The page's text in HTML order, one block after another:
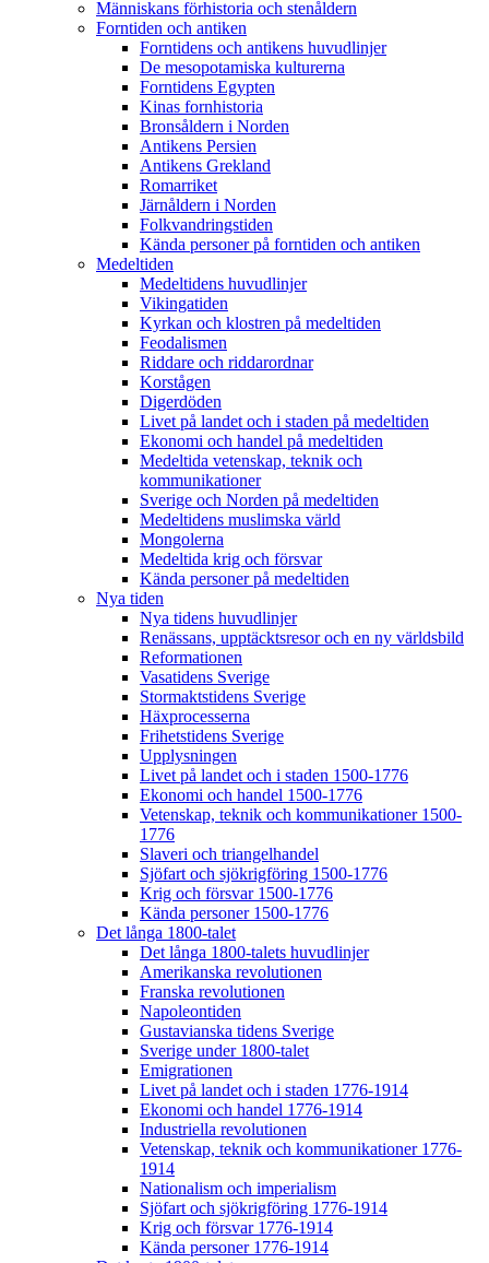
Människans förhistoria och stenåldern
Forntiden och antiken
Forntidens och antikens huvudlinjer
De mesopotamiska kulturerna
Forntidens Egypten
Kinas fornhistoria
Bronsåldern i Norden
Antikens Persien
Antikens Grekland
Romarriket
Järnåldern i Norden
Folkvandringstiden
Kända personer på forntiden och antiken
Medeltiden
Medeltidens huvudlinjer
Vikingatiden
Kyrkan och klostren på medeltiden
Feodalismen
Riddare och riddarordnar
Korstågen
Digerdöden
Livet på landet och i staden på medeltiden
Ekonomi och handel på medeltiden
Medeltida vetenskap, teknik och
kommunikationer
Sverige och Norden på medeltiden
Medeltidens muslimska värld
Mongolerna
Medeltida krig och försvar
Kända personer på medeltiden
Nya tiden
Nya tidens huvudlinjer
Renässans, upptäcktsresor och en ny världsbild
Reformationen
Vasatidens Sverige
Stormaktstidens Sverige
Häxprocesserna
Frihetstidens Sverige
Upplysningen
Livet på landet och i staden 1500-1776
Ekonomi och handel 1500-1776
Vetenskap, teknik och kommunikationer 1500-
1776
Slaveri och triangelhandel
Sjöfart och sjökrigföring 1500-1776
Krig och försvar 1500-1776
Kända personer 1500-1776
Det långa 1800-talet
Det långa 1800-talets huvudlinjer
Amerikanska revolutionen
Franska revolutionen
Napoleontiden
Gustavianska tidens Sverige
Sverige under 1800-talet
Emigrationen
Livet på landet och i staden 1776-1914
Ekonomi och handel 1776-1914
Industriella revolutionen
Vetenskap, teknik och kommunikationer 1776-
1914
Nationalism och imperialism
Sjöfart och sjökrigföring 1776-1914
Krig och försvar 1776-1914
Kända personer 1776-1914